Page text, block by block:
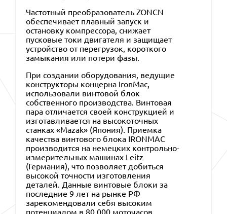
Частотный преобразователь ZONCN
обеспечивает плавный запуск и
остановку компрессора, снижает
пусковые токи двигателя и защищает
устройство от перегрузок, короткого
замыкания или потери фазы.
При создании оборудования, ведущие
конструкторы концерна IronMac,
использовали винтовой блок
собственного производства. Винтовая
пара отличается своей конструкцией и
изготавливается на высокоточных
станках «Mazak» (Япония). Приемка
качества винтового блока IRONMAC
производится на немецких контрольно-
измерительных машинах Leitz
(Германия), что позволяет добиться
высокой точности изготовления
деталей. Данные винтовые блоки за
последние 9 лет на рынке РФ
зарекомендовали себя высоким
потенциалом в 80 000 моточасов.